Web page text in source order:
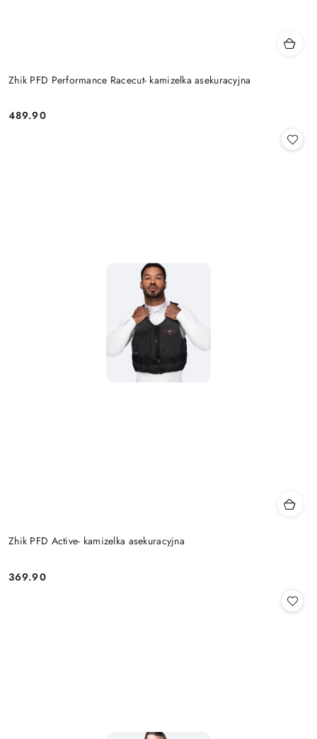
Zhik PFD Performance Racecut- kamizelka asekuracyjna
Cena:
489.90
Zhik PFD Active- kamizelka asekuracyjna
Cena:
369.90